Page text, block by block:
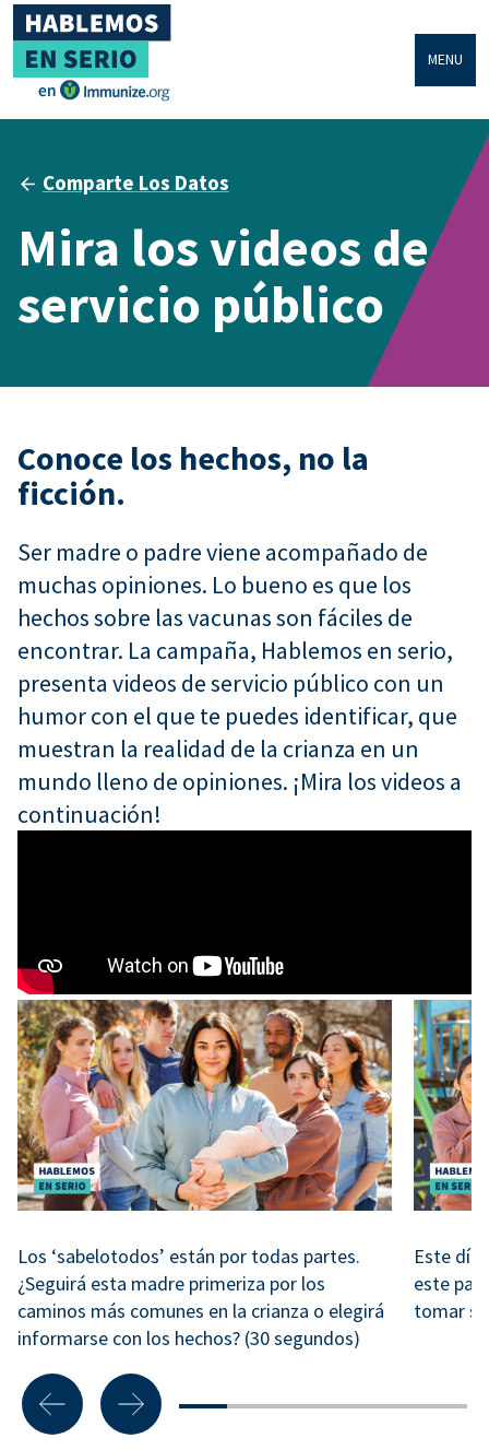
MENU
Comparte Los Datos
Mira los videos de
servicio público
Conoce los hechos, no la
ficción.
Ser madre o padre viene acompañado de
muchas opiniones. Lo bueno es que los
hechos sobre las vacunas son fáciles de
encontrar. La campaña, Hablemos en serio,
presenta videos de servicio público con un
humor con el que te puedes identificar, que
muestran la realidad de la crianza en un
mundo lleno de opiniones. ¡Mira los videos a
continuación!
Los ‘sabelotodos’ están por todas partes.
¿Seguirá esta madre primeriza por los
caminos más comunes en la crianza o elegirá
informarse con los hechos? (30 segundos)
Este día
este
tomar